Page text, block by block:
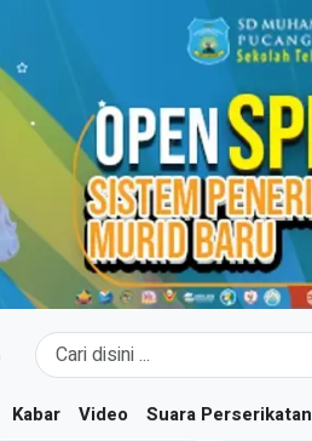
Kabar Video Suara Perserikatan